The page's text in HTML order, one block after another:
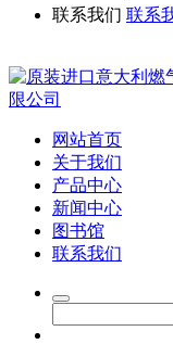
联系我们 联系
网站首页
关于我们
产品中心
新闻中心
图书馆
联系我们